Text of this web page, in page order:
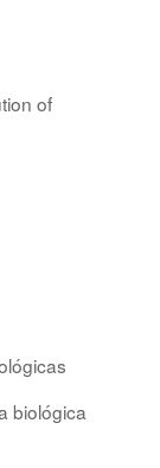
of
biológica